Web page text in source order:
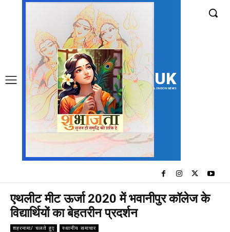
UK
LONDON NEWS
एथलीट मीट ऊर्जा 2020 में भवानीपुर कॉलेज के
विद्यार्थियों का बेहतरीन प्रदर्शन
शहरनामा/ चलते हुए स्थानीय समाचार